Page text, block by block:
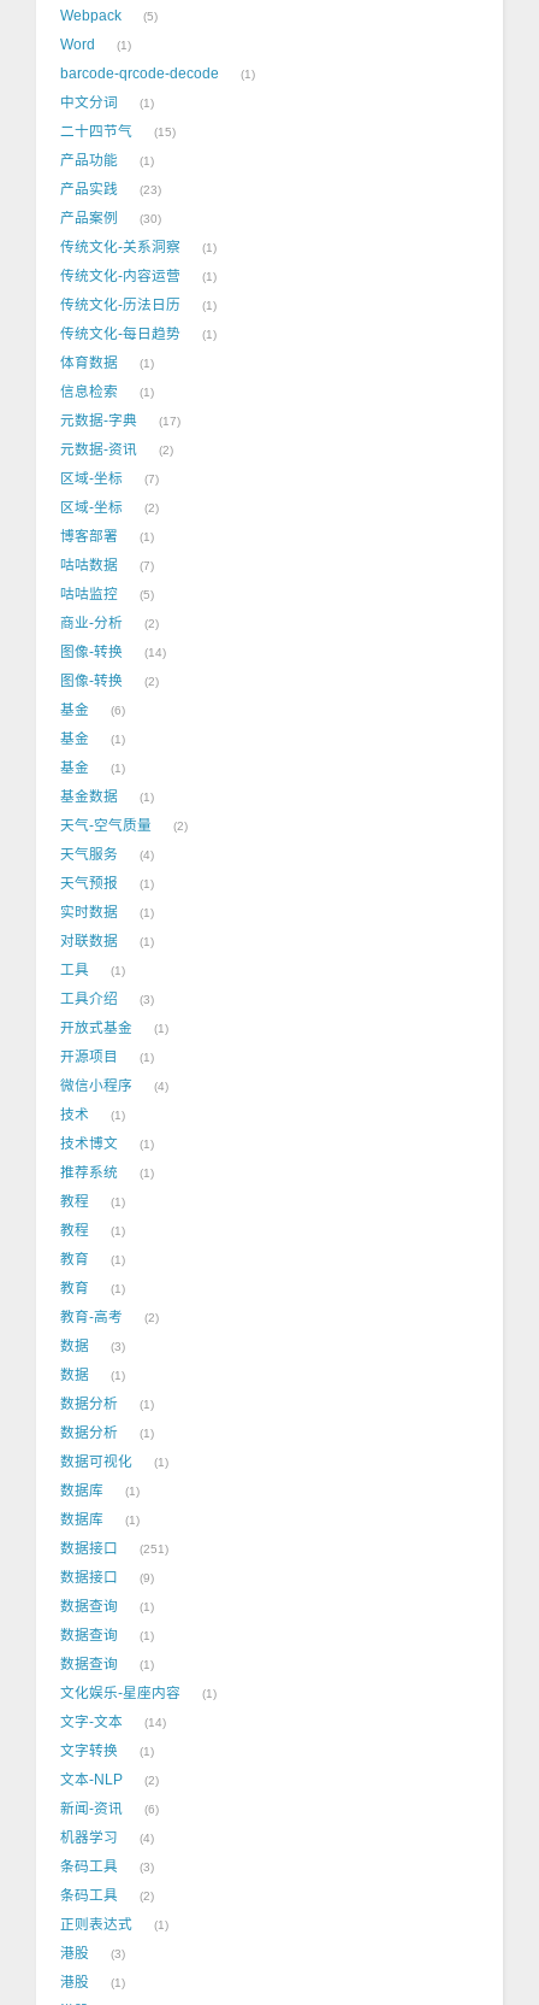
Webpack 5
Word 1
barcode-qrcode-decode 1
中文分词 1
二十四节气 15
产品功能 1
产品实践 23
产品案例 30
传统文化-关系洞察 1
传统文化-内容运营 1
传统文化-历法日历 1
传统文化-每日趋势 1
体育数据 1
信息检索 1
元数据-字典 17
元数据-资讯 2
区域-坐标 7
区域-坐标 2
博客部署 1
咕咕数据 7
咕咕监控 5
商业-分析 2
图像-转换 14
图像-转换 2
基金 6
基金 1
基金 1
基金数据 1
天气-空气质量 2
天气服务 4
天气预报 1
实时数据 1
对联数据 1
工具 1
工具介绍 3
开放式基金 1
开源项目 1
微信小程序 4
技术 1
技术博文 1
推荐系统 1
教程 1
教程 1
教育 1
教育 1
教育-高考 2
数据 3
数据 1
数据分析 1
数据分析 1
数据可视化 1
数据库 1
数据库 1
数据接口 251
数据接口 9
数据查询 1
数据查询 1
数据查询 1
文化娱乐-星座内容 1
文字-文本 14
文字转换 1
文本-NLP 2
新闻-资讯 6
机器学习 4
条码工具 3
条码工具 2
正则表达式 1
港股 3
港股 1